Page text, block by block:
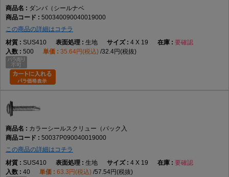
ダンバ（シールナベ
500340090040019000
この商品の詳細はコチラ
SUS410
生地 4 X 19
要確認
500
35.64円(税込) 32.4円(税抜)
カラーシールスクリュー（パック入
50037P090040019000
この商品の詳細はコチラ
SUS410
生地 4 X 19
要確認
40
63.3円(税込) 57.54円(税抜)